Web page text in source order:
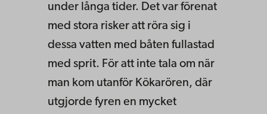
under långa tider. Det var förenat
med stora risker att röra sig i
dessa vatten med båten fullastad
med sprit. För att inte tala om när
man kom utanför Kökarören, där
utgjorde fyren en mycket